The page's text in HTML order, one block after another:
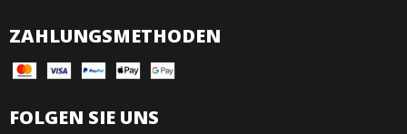
ZAHLUNGSMETHODEN
FOLGEN SIE UNS